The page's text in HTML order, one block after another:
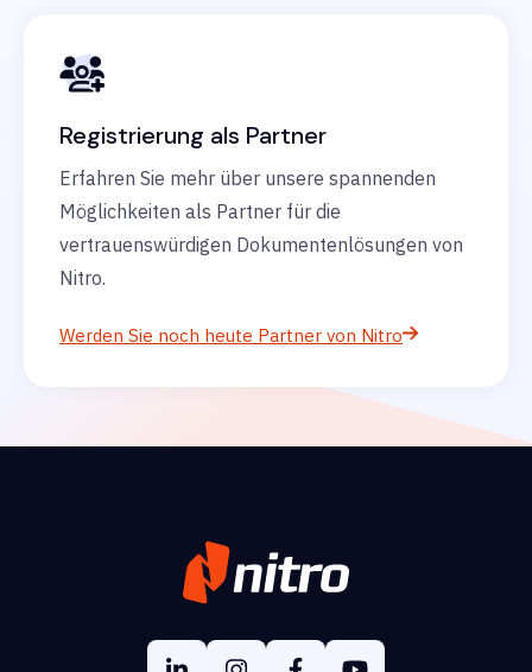
Registrierung als Partner
Erfahren Sie mehr über unsere spannenden
Möglichkeiten als Partner für die
vertrauenswürdigen Dokumentenlösungen von
Nitro.
Werden Sie noch heute Partner von Nitro